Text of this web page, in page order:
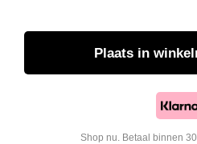
Plaats in
Shop nu. Betaal binnen